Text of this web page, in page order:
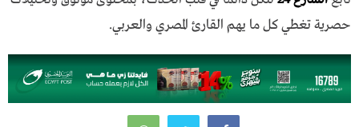
حصرية تغطي كل ما يهم القارئ المصري والعربي.